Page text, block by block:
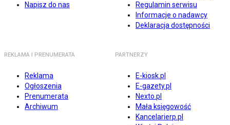
Napisz do nas
Regulamin serwisu
Informacje o nadawcy
Deklaracja dostępności
REKLAMA I PRENUMERATA
Reklama
Ogłoszenia
Prenumerata
Archiwum
PARTNERZY
E-kiosk.pl
E-gazety.pl
Nexto.pl
Mała księgowość
Kancelarierp.pl